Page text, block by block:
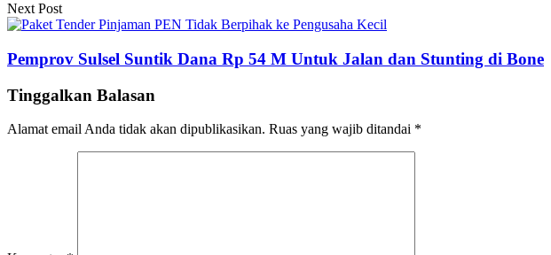
Next Post
Pemprov Sulsel Suntik Dana Rp 54 M Untuk Jalan dan Stunting di Bone
Tinggalkan Balasan
Alamat email Anda tidak akan dipublikasikan. Ruas yang wajib ditandai *